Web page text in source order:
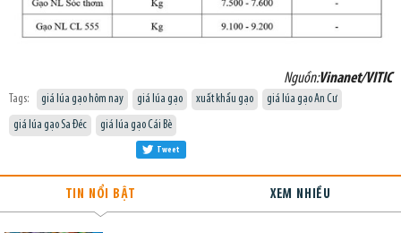
Nguồn:Vinanet/VITIC
Tags: giá lúa gạo hôm nay giá lúa gạo xuất khẩu gạo
giá lúa gạo An Cư
giá lúa gạo Sa Đéc
giá lúa gạo Cái Bè
Tweet
TIN NỔI BẬT XEM NHIỀU